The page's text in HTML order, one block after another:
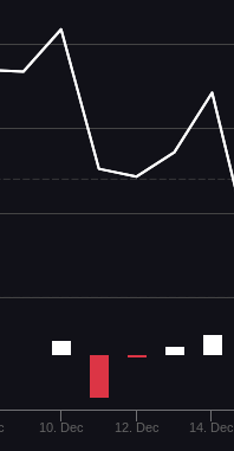
10. Dec 12. Dec 14. Dec